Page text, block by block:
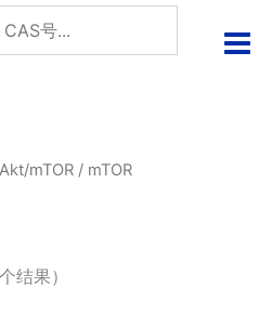
mTOR/ mTOR
结果）